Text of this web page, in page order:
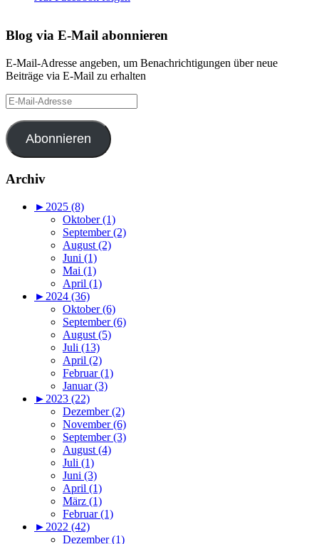
Blog via E-Mail abonnieren
E-Mail-Adresse angeben, um Benachrichtigungen über neue
Beiträge via E-Mail zu erhalten
E-
Mail-
Adresse
Abonnieren
Archiv
► 2025 (8)
Oktober (1)
September (2)
August (2)
Juni (1)
Mai (1)
April (1)
► 2024 (36)
Oktober (6)
September (6)
August (5)
Juli (13)
April (2)
Februar (1)
Januar (3)
► 2023 (22)
Dezember (2)
November (6)
September (3)
August (4)
Juli (1)
Juni (3)
April (1)
März (1)
Februar (1)
► 2022 (42)
Dezember (1)